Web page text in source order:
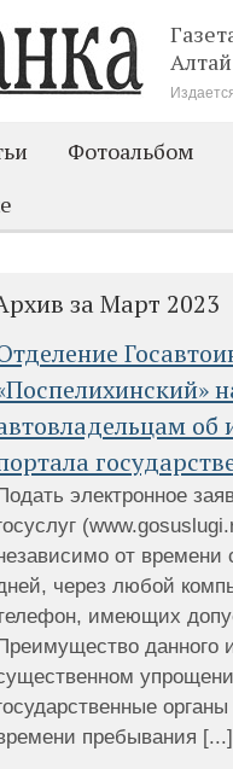
Фотоальбом
за Март 2023
об
электронное
от времени
через любой
имеющих
данного
пребывания [...]